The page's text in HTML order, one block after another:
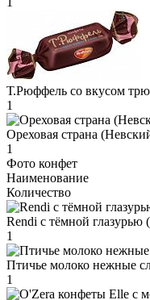
Т.Рюффель со вкусом
1
Ореховая страна
1
Фото конфет
Наименование
Количество
Rendi с тёмной глазурью
1
Птичье молоко нежные
1